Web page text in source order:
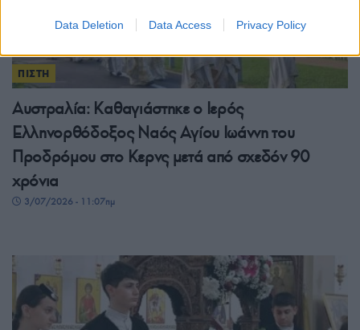
Data Deletion Data Access Privacy Policy
ΠΙΣΤΗ
Αυστραλία: Καθαγιάστηκε ο Ιερός
Ελληνορθόδοξος Ναός Αγίου Ιωάννη του
Προδρόμου στο Κερνς μετά από σχεδόν 90
χρόνια
3/07/2026 - 11:07πμ